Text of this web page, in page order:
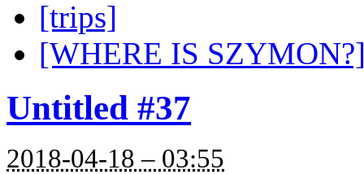
[trips]
[WHERE IS
Untitled #37
2018-04-18 – 03:55